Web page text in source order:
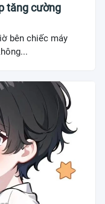
tăng cường
bên chiếc máy